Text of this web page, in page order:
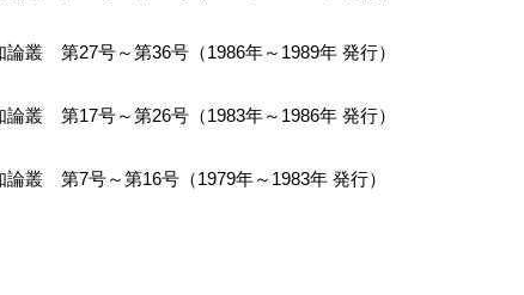
論叢 第27号～第36号（1986年～1989年 発行）
論叢 第17号～第26号（1983年～1986年 発行）
論叢 第7号～第16号（1979年～1983年 発行）